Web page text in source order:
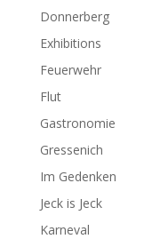
Donnerberg
Exhibitions
Feuerwehr
Flut
Gastronomie
Gressenich
Im Gedenken
Jeck is Jeck
Karneval